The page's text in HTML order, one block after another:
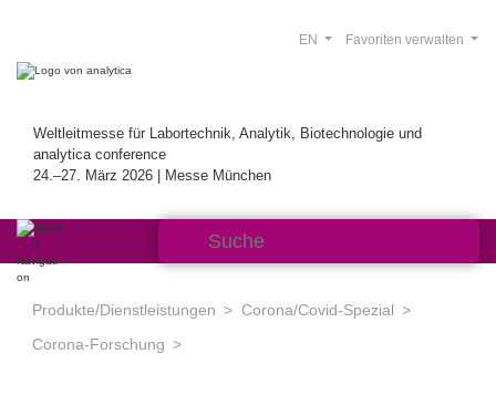
Weltleitmesse für Labortechnik, Analytik, Biotechnologie und
analytica conference
24.–27. März 2026 | Messe München
Favoriten verwalten
EN
Produkte/Dienstleistungen
Corona/Covid-Spezial
Corona-Forschung